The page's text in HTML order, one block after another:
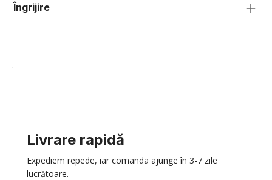
Îngrijire
Livrare rapidă
Expediem repede, iar comanda ajunge în 3-7 zile
lucrătoare.